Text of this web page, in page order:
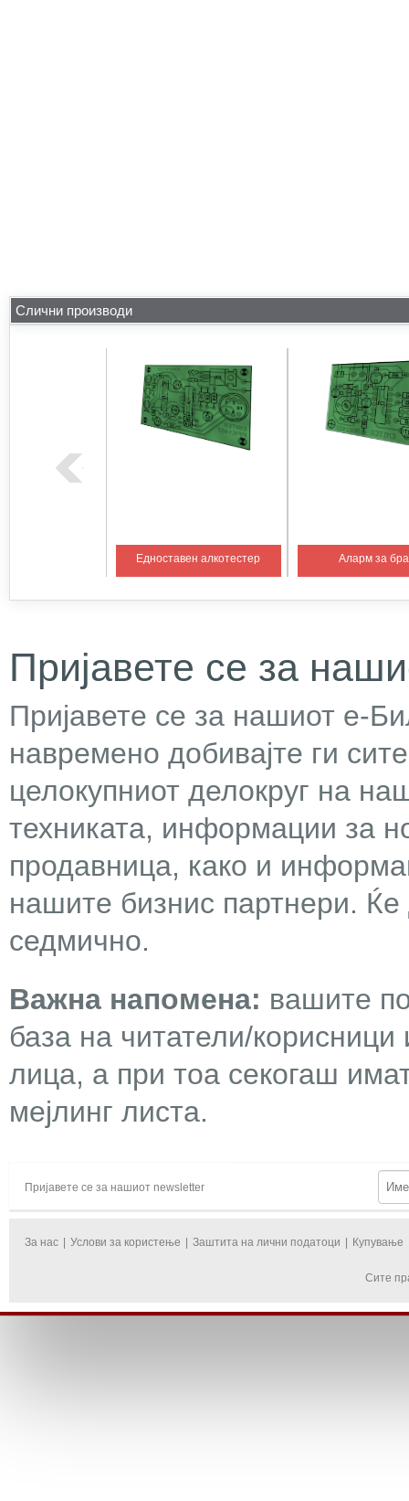
Слични производи
Едноставен алкотестер Аларм за
Пријавете се за
Пријавете се за нашиот е-
навремено добивајте ги
целокупниот делокруг на
техниката, информации за
продавница, како и
нашите бизнис партнери.
седмично.
Важна напомена: вашите
база на читатели/
лица, а при тоа секогаш
мејлинг листа.
Пријавете се за нашиот newsletter
За нас Услови за користење Заштита на лични податоци Купување
Сите